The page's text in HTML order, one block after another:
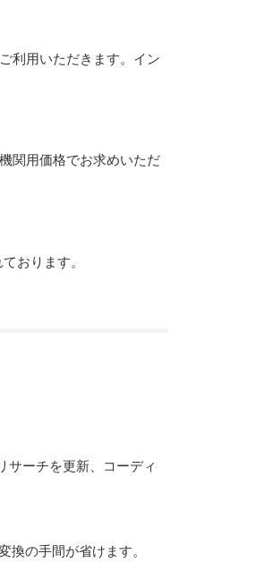
利用いただきます。イン
関用価格でお求めいただ
おります。
サーチを更新、コーディ
換の手間が省けます。